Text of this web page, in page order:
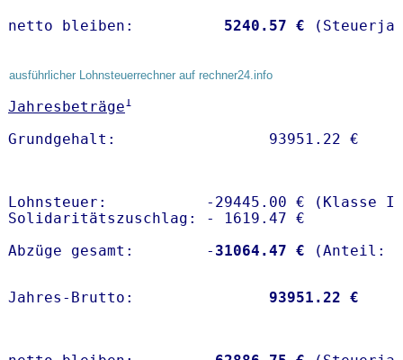
netto bleiben: 5240.57 €
ausführlicher Lohnsteuerrechner auf rechner24.info
Jahresbeträge1
Lohnsteuer:           -29445.00 € (Klasse I)
Solidaritätszuschlag: - 1619.47 €
Abzüge gesamt:        - 31064.47 €
Jahres-Brutto: 93951.22 €